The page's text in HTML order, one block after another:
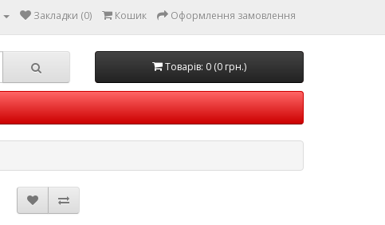
Закладки (0) Кошик Оформлення замовлення
Товарів: 0 (0 грн.)